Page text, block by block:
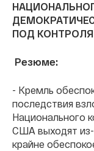
ПОД КОНТРОЛЯ
Резюме:
- Кремль
последствия
Национального
США выходят
крайне